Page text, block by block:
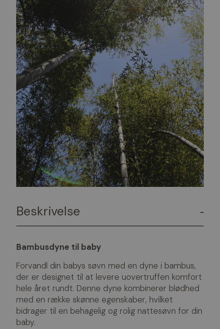
Beskrivelse -
Bambusdyne til baby
Forvandl din babys søvn med en dyne i bambus,
der er designet til at levere uovertruffen komfort
hele året rundt. Denne dyne kombinerer blødhed
med en række skønne egenskaber, hvilket
bidrager til en behagelig og rolig nattesøvn for din
baby.